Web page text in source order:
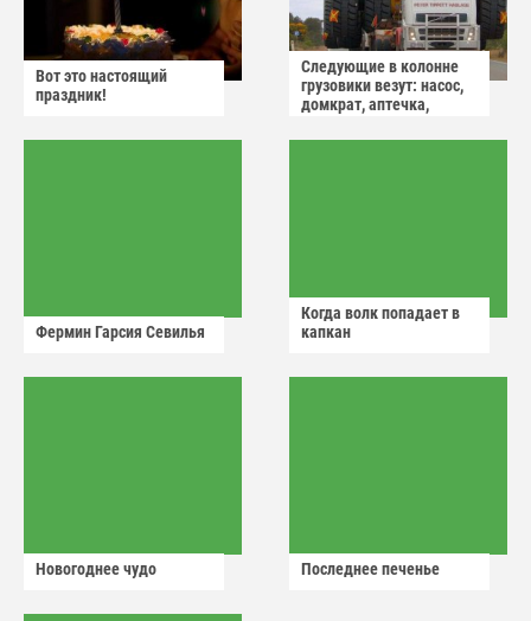
Вот это настоящий
праздник!
Следующие в колонне
грузовики везут: насос,
домкрат, аптечка,
Фермин Гарсия Севилья
Когда волк попадает в
капкан
Новогоднее чудо Последнее печенье